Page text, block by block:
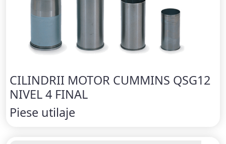
CILINDRII MOTOR CUMMINS QSG12
NIVEL 4 FINAL
Piese utilaje